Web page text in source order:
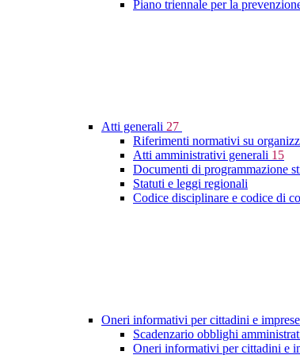
Piano triennale per la
Atti generali 27
Riferimenti normativi su
Atti amministrativi generali 15
Documenti di programmazione
Statuti e leggi regionali
Codice disciplinare e codice di
Oneri informativi per cittadini e imprese
Scadenzario obblighi
Oneri informativi per cittadini e